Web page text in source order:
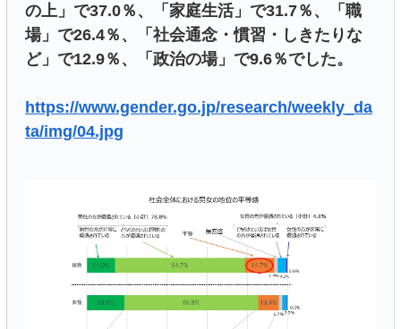
の上」で37.0％、「家庭生活」で31.7％、「職
場」で26.4％、「社会通念・慣習・しきたりな
ど」で12.9％、「政治の場」で9.6％でした。
https://www.gender.go.jp/research/weekly_da
ta/img/04.jpg